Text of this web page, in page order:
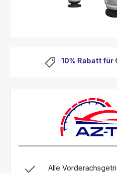
10% Rabatt für
Alle
Zusatzartikel im
Zusatzartikel konnte